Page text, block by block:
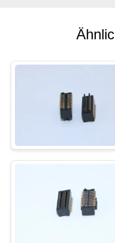
SITEMAP
PRIVACY
POLICY